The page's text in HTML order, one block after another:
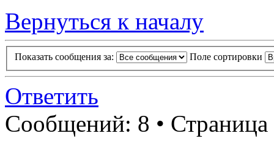
Вернуться к началу
Показать сообщения за: Поле сортировки
Ответить
Сообщений: 8 • Страница